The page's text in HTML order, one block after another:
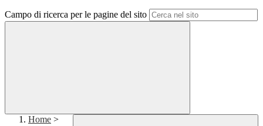
Campo di ricerca per le pagine del sito
Home >